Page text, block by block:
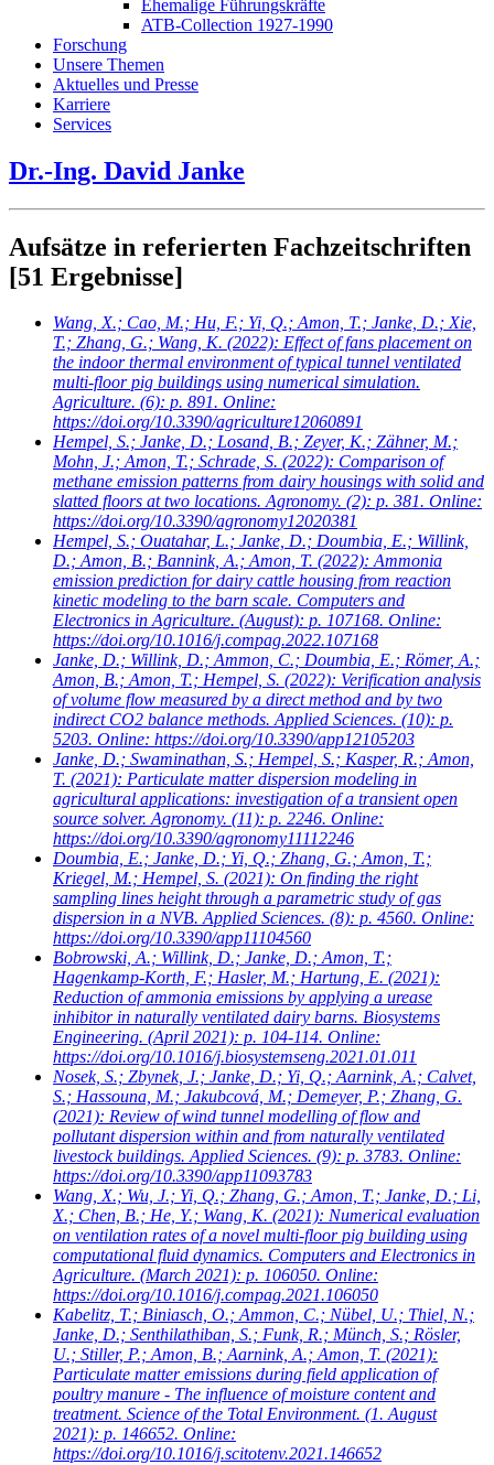
Ehemalige Führungskräfte
ATB-Collection 1927-1990
Forschung
Unsere Themen
Aktuelles und Presse
Karriere
Services
Dr.-Ing. David Janke
Aufsätze in referierten Fachzeitschriften
[51 Ergebnisse]
Wang, X.; Cao, M.; Hu, F.; Yi, Q.; Amon, T.; Janke, D.; Xie,
T.; Zhang, G.; Wang, K. (2022): Effect of fans placement on
the indoor thermal environment of typical tunnel ventilated
multi-floor pig buildings using numerical simulation.
Agriculture. (6): p. 891. Online:
https://doi.org/10.3390/agriculture12060891
Hempel, S.; Janke, D.; Losand, B.; Zeyer, K.; Zähner, M.;
Mohn, J.; Amon, T.; Schrade, S. (2022): Comparison of
methane emission patterns from dairy housings with solid and
slatted floors at two locations. Agronomy. (2): p. 381. Online:
https://doi.org/10.3390/agronomy12020381
Hempel, S.; Ouatahar, L.; Janke, D.; Doumbia, E.; Willink,
D.; Amon, B.; Bannink, A.; Amon, T. (2022): Ammonia
emission prediction for dairy cattle housing from reaction
kinetic modeling to the barn scale. Computers and
Electronics in Agriculture. (August): p. 107168. Online:
https://doi.org/10.1016/j.compag.2022.107168
Janke, D.; Willink, D.; Ammon, C.; Doumbia, E.; Römer, A.;
Amon, B.; Amon, T.; Hempel, S. (2022): Verification analysis
of volume flow measured by a direct method and by two
indirect CO2 balance methods. Applied Sciences. (10): p.
5203. Online: https://doi.org/10.3390/app12105203
Janke, D.; Swaminathan, S.; Hempel, S.; Kasper, R.; Amon,
T. (2021): Particulate matter dispersion modeling in
agricultural applications: investigation of a transient open
source solver. Agronomy. (11): p. 2246. Online:
https://doi.org/10.3390/agronomy11112246
Doumbia, E.; Janke, D.; Yi, Q.; Zhang, G.; Amon, T.;
Kriegel, M.; Hempel, S. (2021): On finding the right
sampling lines height through a parametric study of gas
dispersion in a NVB. Applied Sciences. (8): p. 4560. Online:
https://doi.org/10.3390/app11104560
Bobrowski, A.; Willink, D.; Janke, D.; Amon, T.;
Hagenkamp-Korth, F.; Hasler, M.; Hartung, E. (2021):
Reduction of ammonia emissions by applying a urease
inhibitor in naturally ventilated dairy barns. Biosystems
Engineering. (April 2021): p. 104-114. Online:
https://doi.org/10.1016/j.biosystemseng.2021.01.011
Nosek, S.; Zbynek, J.; Janke, D.; Yi, Q.; Aarnink, A.; Calvet,
S.; Hassouna, M.; Jakubcová, M.; Demeyer, P.; Zhang, G.
(2021): Review of wind tunnel modelling of flow and
pollutant dispersion within and from naturally ventilated
livestock buildings. Applied Sciences. (9): p. 3783. Online:
https://doi.org/10.3390/app11093783
Wang, X.; Wu, J.; Yi, Q.; Zhang, G.; Amon, T.; Janke, D.; Li,
X.; Chen, B.; He, Y.; Wang, K. (2021): Numerical evaluation
on ventilation rates of a novel multi-floor pig building using
computational fluid dynamics. Computers and Electronics in
Agriculture. (March 2021): p. 106050. Online:
https://doi.org/10.1016/j.compag.2021.106050
Kabelitz, T.; Biniasch, O.; Ammon, C.; Nübel, U.; Thiel, N.;
Janke, D.; Senthilathiban, S.; Funk, R.; Münch, S.; Rösler,
U.; Stiller, P.; Amon, B.; Aarnink, A.; Amon, T. (2021):
Particulate matter emissions during field application of
poultry manure - The influence of moisture content and
treatment. Science of the Total Environment. (1. August
2021): p. 146652. Online:
https://doi.org/10.1016/j.scitotenv.2021.146652